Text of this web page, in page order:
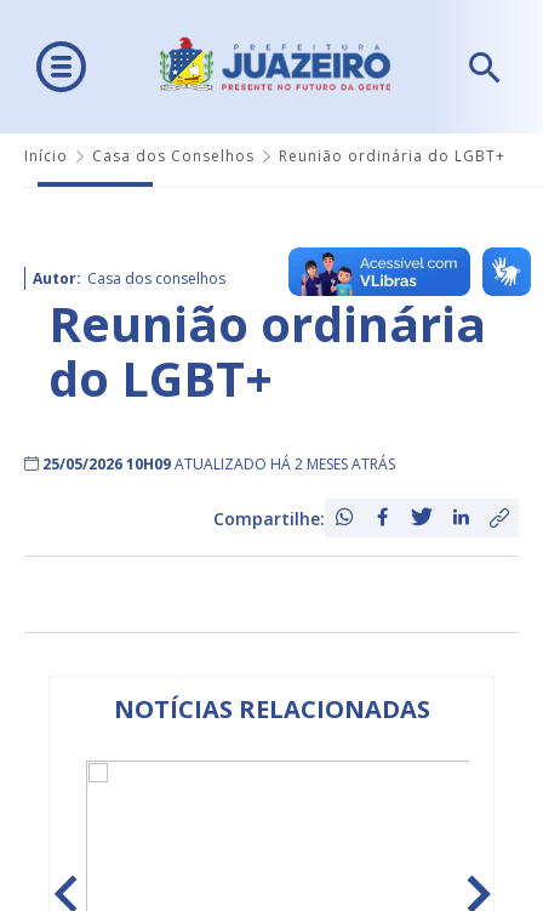
Início Casa dos Conselhos Reunião ordinária do LGBT+
Autor: Casa dos conselhos
Reunião ordinária
do LGBT+
25/05/2026 10H09ATUALIZADO HÁ 2 MESES ATRÁS
Compartilhe:
NOTÍCIAS RELACIONADAS